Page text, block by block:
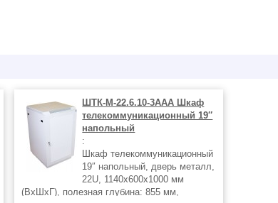
ШТК-М-22.6.10-3ААА Шкаф
телекоммуникационный 19″
напольный
:
Шкаф телекоммуникационный
19″ напольный, дверь металл,
22U, 1140х600х1000 мм
(ВхШхГ), полезная глубина: 855 мм,